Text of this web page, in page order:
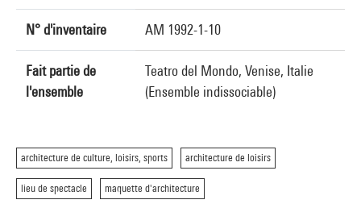
N° d'inventaire AM 1992-1-10
Fait partie de
l'ensemble
Teatro del Mondo, Venise, Italie
(Ensemble indissociable)
architecture de culture, loisirs, sports architecture de loisirs
lieu de spectacle maquette d'architecture